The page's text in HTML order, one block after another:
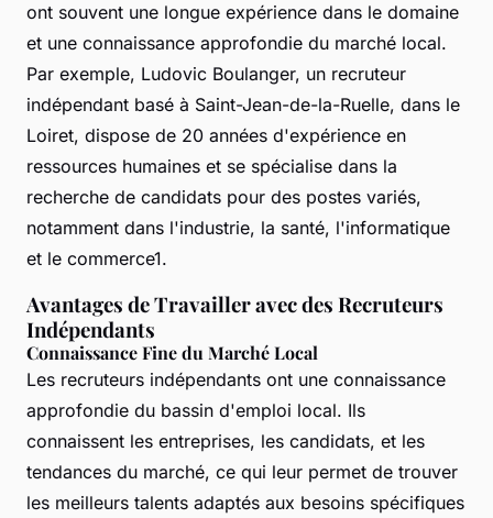
ont souvent une longue expérience dans le domaine
et une connaissance approfondie du marché local.
Par exemple, Ludovic Boulanger, un recruteur
indépendant basé à Saint-Jean-de-la-Ruelle, dans le
Loiret, dispose de 20 années d'expérience en
ressources humaines et se spécialise dans la
recherche de candidats pour des postes variés,
notamment dans l'industrie, la santé, l'informatique
et le commerce1.
Avantages de Travailler avec des Recruteurs
Indépendants
Connaissance Fine du Marché Local
Les recruteurs indépendants ont une connaissance
approfondie du bassin d'emploi local. Ils
connaissent les entreprises, les candidats, et les
tendances du marché, ce qui leur permet de trouver
les meilleurs talents adaptés aux besoins spécifiques